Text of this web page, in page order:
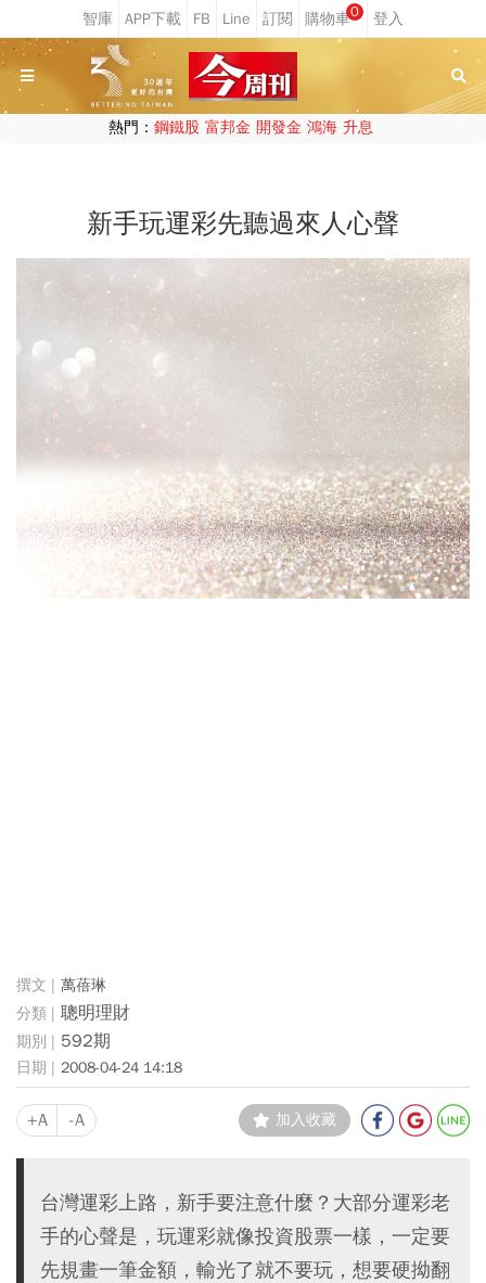
0
熱門： 鋼鐵股 富邦金 開發金 鴻海 升息
新手玩運彩先聽過來人心聲
萬蓓琳
聰明理財
592期
2008-04-24 14:18
+A -A 加入收藏
台灣運彩上路，新手要注意什麼？大部分運彩老
手的心聲是，玩運彩就像投資股票一樣，一定要
先規畫一筆金額，輸光了就不要玩，想要硬拗翻